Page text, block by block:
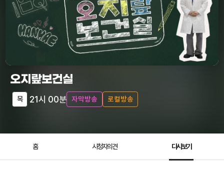
오지랖보건실
목 21시 00분 자막방송 로컬방송
홈 시청자의견 다시보기